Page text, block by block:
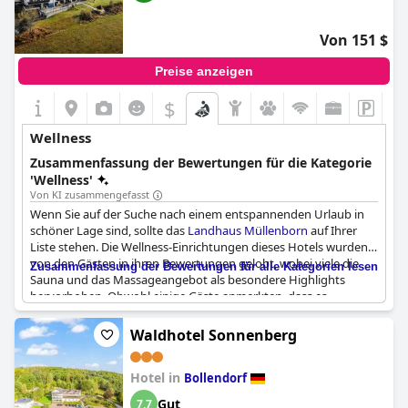
zugeschnittenen Therapiepaketen wählen, die für ein
ganzheitliches Wohlbefinden sorgen und den Alltagsstress
hinter sich lassen.
die Möglichkeit, einen Außenbereich zu nutzen. Alles in allem ist
dasHotel Bütgenbacher Hof
wunderbaren Wellness-Erlebnis.
Von 151 $
Preise anzeigen
$
Wellness
Zusammenfassung der Bewertungen für die Kategorie
'Wellness'
Von KI zusammengefasst
Wenn Sie auf der Suche nach einem entspannenden Urlaub in
schöner Lage sind, sollte das Landhaus Müllenborn auf Ihrer
Liste stehen. Die Wellness-Einrichtungen dieses Hotels wurden
von den Gästen in ihren Bewertungen gelobt, wobei viele die
Sauna und das Massageangebot als besondere Highlights
hervorhoben. Obwohl einige Gäste anmerkten, dass es
manchmal an Handtüchern oder Bademänteln mangelte,
fanden die meisten, dass die Einrichtungen gut ausgestattet
waren und den Gästen zu jeder Tageszeit zur Verfügung
standen. Besonders hervorgehoben wurde von mehreren
Gästen die abendliche Verfügbarkeit der Sauna - der perfekte
Ausklang eines Tages, an dem man die nähere Umgebung
Zusammenfassung der Bewertungen für alle Kategorien lesen
Waldhotel Sonnenberg
Hotel in Bollendorf
7,7 Gut